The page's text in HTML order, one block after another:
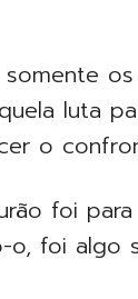
luta
o
foi
o, foi algo